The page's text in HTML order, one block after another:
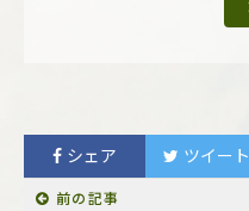
シェア ツイート
前の記事